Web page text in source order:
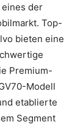
eines der
Top-
bieten eine
Premium-
Modell
etablierte
Segment